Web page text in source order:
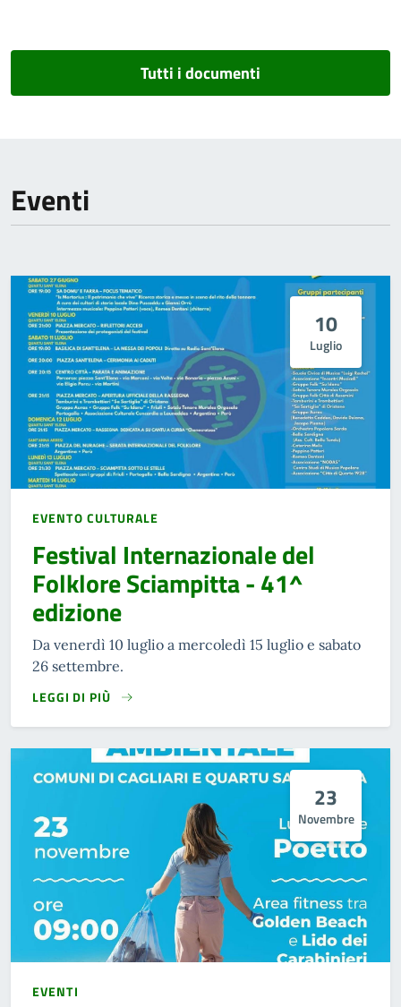
Tutti i documenti
Eventi
10
Luglio
EVENTO CULTURALE
Festival Internazionale del
Folklore Sciampitta - 41^
edizione
Da venerdì 10 luglio a mercoledì 15 luglio e sabato
26 settembre.
LEGGI DI PIÙ
23
Novembre
EVENTI